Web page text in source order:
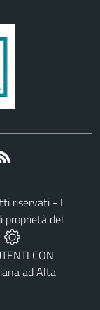
riservati - I
proprietà del
CON
ad Alta